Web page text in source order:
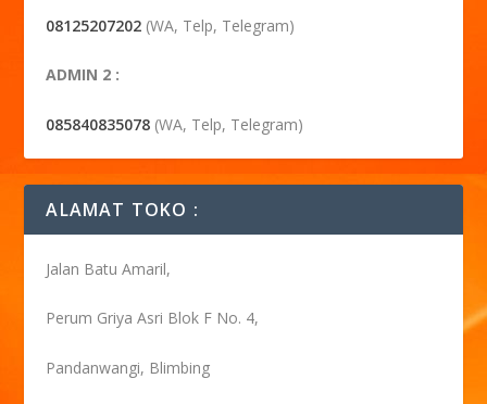
08125207202 (WA, Telp, Telegram)
ADMIN 2 :
085840835078 (WA, Telp, Telegram)
ALAMAT TOKO :
Jalan Batu Amaril,
Perum Griya Asri Blok F No. 4,
Pandanwangi, Blimbing